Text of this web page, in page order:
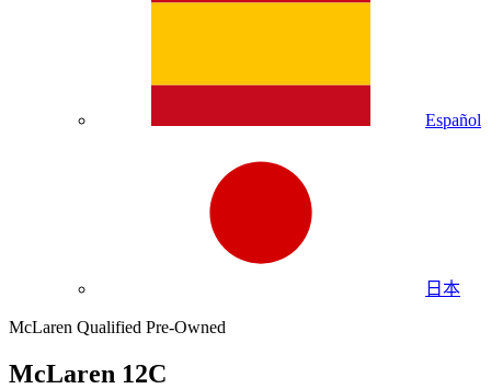
Español
日本
McLaren Qualified Pre-Owned
McLaren 12C